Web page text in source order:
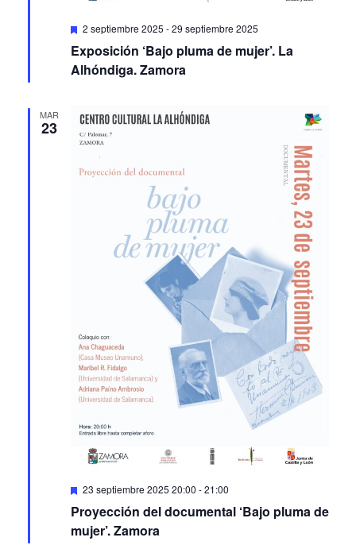
Featured
2 septiembre 2025 -29 septiembre 2025
Exposición ‘Bajo pluma de mujer’. La
Alhóndiga. Zamora
MAR
23
Featured
23 septiembre 2025 20:00 -21:00
Proyección del documental ‘Bajo pluma de
mujer’. Zamora